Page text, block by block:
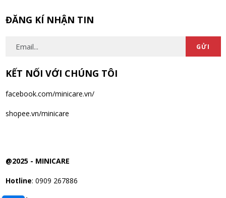
07/08/2026
Đặng Hòa Khánh Yên đã mua sản phẩm Men Vi Sinh BioGaia
07/08/2026
ĐĂNG KÍ NHẬN TIN
GỬI
KẾT NỐI VỚI CHÚNG TÔI
facebook.com/minicare.vn/
shopee.vn/minicare
@2025 - MINICARE
Hotline: 0909 267886